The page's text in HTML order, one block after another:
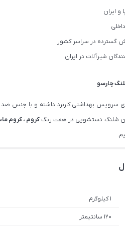
و ایران
گسترده در سراسر کشور
شیرآلات در ایران
چارسو
سرویس بهداشتی کاربرد داشته و با
شلنگ دستشویی در هفت رنگکروم ، کروم
1 کیلوگرم
120 سانتیمتر